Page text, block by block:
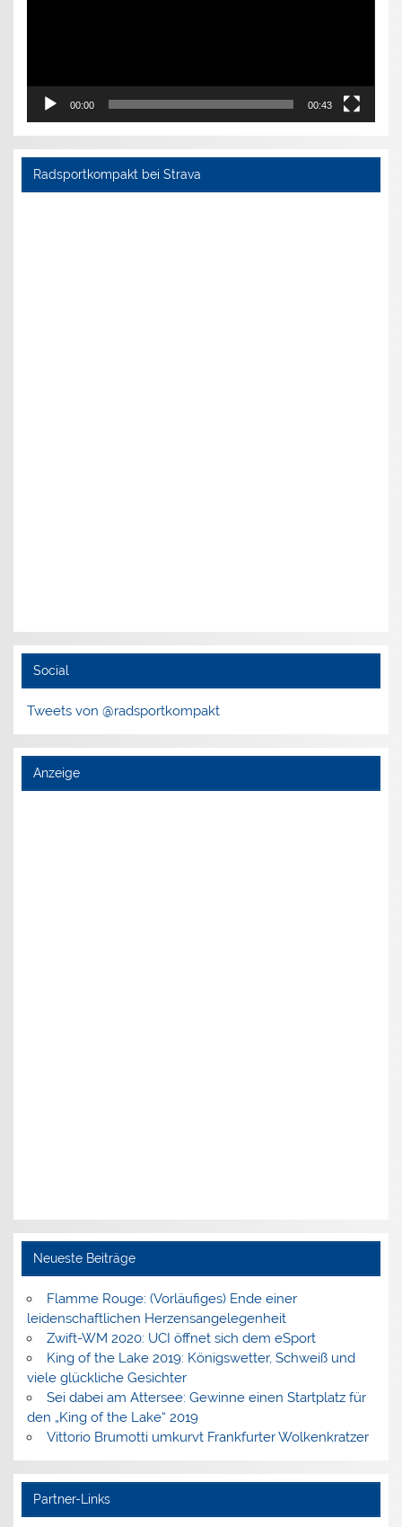
00:00 00:43
Radsportkompakt bei Strava
Social
Tweets von @radsportkompakt
Anzeige
Neueste Beiträge
Flamme Rouge: (Vorläufiges) Ende einer
leidenschaftlichen Herzensangelegenheit
Zwift-WM 2020: UCI öffnet sich dem eSport
King of the Lake 2019: Königswetter, Schweiß und
viele glückliche Gesichter
Sei dabei am Attersee: Gewinne einen Startplatz für
den „King of the Lake“ 2019
Vittorio Brumotti umkurvt Frankfurter Wolkenkratzer
Partner-Links